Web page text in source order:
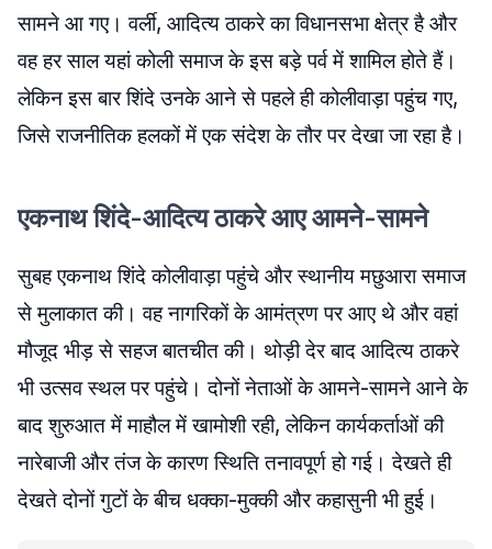
सामने आ गए। वर्ली, आदित्य ठाकरे का विधानसभा क्षेत्र है और
वह हर साल यहां कोली समाज के इस बड़े पर्व में शामिल होते हैं।
लेकिन इस बार शिंदे उनके आने से पहले ही कोलीवाड़ा पहुंच गए,
जिसे राजनीतिक हलकों में एक संदेश के तौर पर देखा जा रहा है।
एकनाथ शिंदे-आदित्य ठाकरे आए आमने-सामने
सुबह एकनाथ शिंदे कोलीवाड़ा पहुंचे और स्थानीय मछुआरा समाज
से मुलाकात की। वह नागरिकों के आमंत्रण पर आए थे और वहां
मौजूद भीड़ से सहज बातचीत की। थोड़ी देर बाद आदित्य ठाकरे
भी उत्सव स्थल पर पहुंचे। दोनों नेताओं के आमने-सामने आने के
बाद शुरुआत में माहौल में खामोशी रही, लेकिन कार्यकर्ताओं की
नारेबाजी और तंज के कारण स्थिति तनावपूर्ण हो गई। देखते ही
देखते दोनों गुटों के बीच धक्का-मुक्की और कहासुनी भी हुई।